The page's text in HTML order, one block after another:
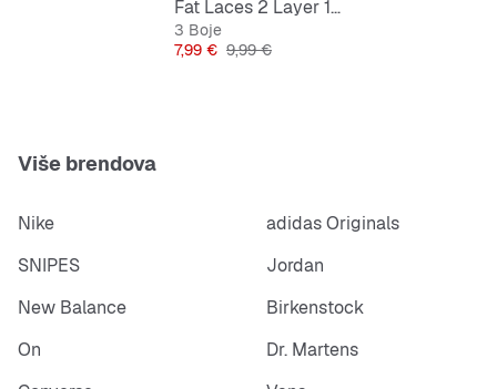
Fat Laces 2 Layer 140cm
3 Boje
Cijena
7,99 € Originalna cijena
9,99 €
Više brendova
Nike
adidas Originals
SNIPES
Jordan
New Balance
Birkenstock
On
Dr. Martens